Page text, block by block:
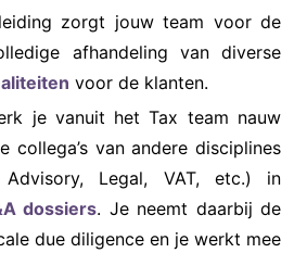
zorgt jouw team voor de
afhandeling van diverse
voor de klanten.
je vanuit het Tax team nauw
collega’s van andere disciplines
Advisory, Legal, VAT, etc.) in
dossiers. Je neemt daarbij de
due diligence en je werkt mee